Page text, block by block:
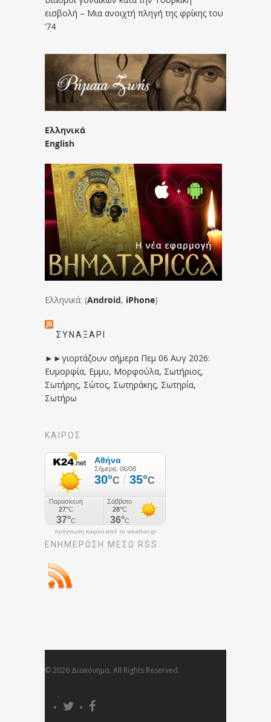
εισβολή – Μια ανοιχτή πληγή της φρίκης του
’74
Ελληνικά
English
Ελληνικά: (Android, iPhone)
ΣΥΝΑΞΆΡΙ
►►γιορτάζουν σήμερα Πεμ 06 Αυγ 2026:
Ευμορφία, Εμμυ, Μορφούλα, Σωτήριος,
Σωτήρης, Σώτος, Σωτηράκης, Σωτηρία,
Σωτήρω
ΚΑΙΡΟΣ
πρόγνωση καιρού από το weather.gr
ΕΝΗΜΈΡΩΣΉ ΜΕΣΩ RSS
© 2026 Διακόνημα. All Rights Reserved.